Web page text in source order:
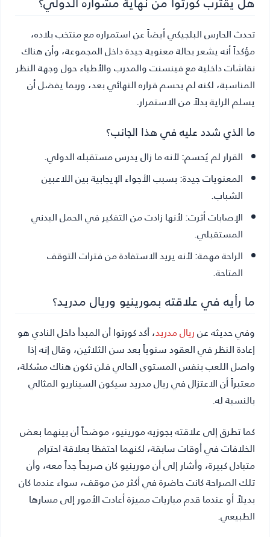
تحدث الحارس البلجيكي أيضاً عن استمراره مع منتخب بلاده،
مؤكداً أنه يشعر بحالة معنوية جيدة داخل المجموعة، وأن هناك
نقاشات داخلية مع فينسنت والمدرب والأطباء حول وجهة النظر
المناسبة، لكنه لم يحسم قراره النهائي بعد، وربما يفضل أن
يسلم الراية بدلاً من الاستمرار.
ما الذي شدد عليه في هذا الجانب؟
القرار لم يُحسم:لأنه ما زال يدرس مستقبله الدولي.
المعنويات جيدة:بسبب الأجواء الإيجابية بين اللاعبين
الشباب.
الإصابات أثرت:لأنها زادت من التفكير في الحمل البدني
المستقبلي.
الراحة مهمة:لأنه يريد الاستفادة من فترات التوقف
المتاحة.
ما رأيه في علاقته بمورينيو وريال مدريد؟
وفي حديثه عنريال مدريد، أكد كورتوا أن المبدأ داخل النادي هو
إعادة النظر في العقود سنوياً بعد سن الثلاثين، وقال إنه إذا
واصل اللعب بنفس المستوى الحالي فلن تكون هناك مشكلة،
معتبراً أن الاعتزال في ريال مدريد سيكون السيناريو المثالي
بالنسبة له.
كما تطرق إلى علاقته بجوزيه مورينيو، موضحاً أن بينهما بعض
الخلافات في أوقات سابقة، لكنهما احتفظا بعلاقة احترام
متبادل كبيرة، وأشار إلى أن مورينيو كان صريحاً جداً معه، وأن
تلك الصراحة كانت حاضرة في أكثر من موقف، سواء عندما كان
بديلاً أو عندما قدم مباريات مميزة أعادت الأمور إلى مسارها
الطبيعي.